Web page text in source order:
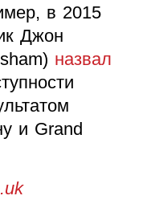
в 2015
Джон
назвал
и Grand